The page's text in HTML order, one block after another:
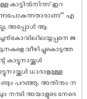
കാട്ടിൽനിന്നു് ഇറ
എ
അപ്പോൾ ആ
ജ
വീഴിച്ചുകൊടുത്ത
ധാരാളമുള്ള
പറഞ്ഞു. അതിനും ന
നമ്പി അയാളുടെ നേരെ